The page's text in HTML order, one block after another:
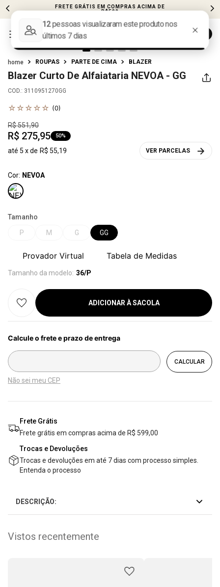
FRETE GRÁTIS EM COMPRAS ACIMA DE
R$599
ROUPAS PARTE DE CIMA BLAZER
Blazer Curto De Alfaiataria NEVOA - GG
COD.: 3110951270GG
☆ ☆ ☆ ☆ ☆ (0)
R$551,90
R$ 275,95 50%
até 5 x de R$ 55,19 VER PARCELAS
Cor: NEVOA
Tamanho
P
M G GG
Provador Virtual Tabela de Medidas
Tamanho da modelo: 36/P
ADICIONAR À SACOLA
Não sei meu CEP
Frete Grátis
Frete grátis em compras acima de R$ 599,00
Trocas e Devoluções
Trocas e devoluções em até 7 dias com processo simples.
Entenda o processo
DESCRIÇÃO:
Vistos recentemente